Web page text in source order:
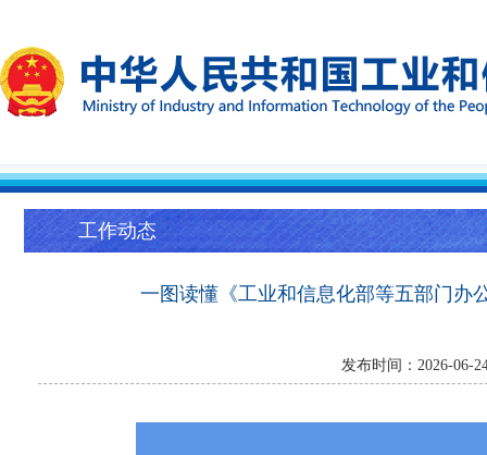
工作动态
一图读懂《工业和信息化部等五部门办
发布时间：2026-